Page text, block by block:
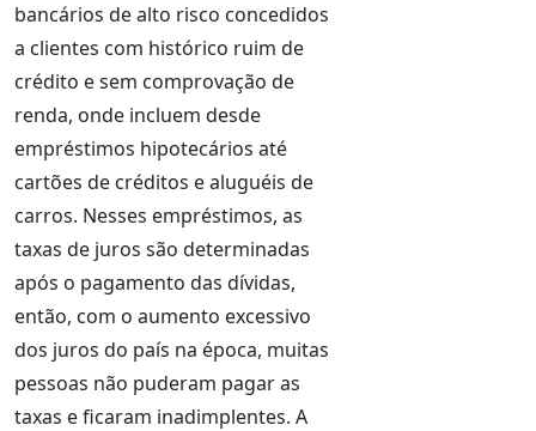
bancários de alto risco concedidos
a clientes com histórico ruim de
crédito e sem comprovação de
renda, onde incluem desde
empréstimos hipotecários até
cartões de créditos e aluguéis de
carros. Nesses empréstimos, as
taxas de juros são determinadas
após o pagamento das dívidas,
então, com o aumento excessivo
dos juros do país na época, muitas
pessoas não puderam pagar as
taxas e ficaram inadimplentes. A